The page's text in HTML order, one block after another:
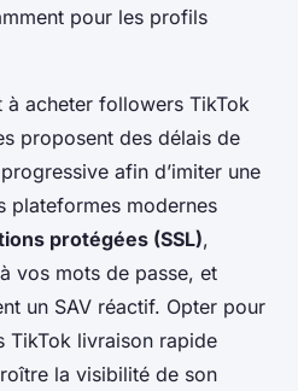
pour les profils
à acheter followers TikTok
proposent des délais de
afin d’imiter une
plateformes modernes
protégées (SSL),
vos mots de passe, et
un SAV réactif. Opter pour
TikTok livraison rapide
la visibilité de son